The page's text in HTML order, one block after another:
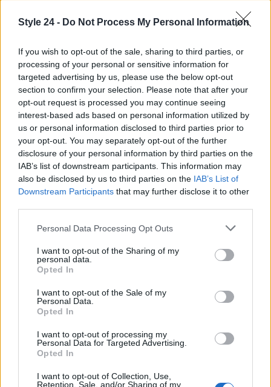
Style 24 - Do Not Process My Personal Information
If you wish to opt-out of the sale, sharing to third parties, or
processing of your personal or sensitive information for
targeted advertising by us, please use the below opt-out
section to confirm your selection. Please note that after your
opt-out request is processed you may continue seeing
interest-based ads based on personal information utilized by
us or personal information disclosed to third parties prior to
your opt-out. You may separately opt-out of the further
disclosure of your personal information by third parties on the
IAB’s list of downstream participants. This information may
also be disclosed by us to third parties on the IAB’s List of
Downstream Participants that may further disclose it to other
Please note that this website/app uses one or more Google
not limited to your visit or usage behaviour. You may click to
grant or deny consent to Google and its third-party tags to
use your data for below specified purposes in below Google
consent section.
Personal Data Processing Opt Outs
I want to opt-out of the Sharing of my
personal data.
Opted In
I want to opt-out of the Sale of my
Personal Data.
Opted In
I want to opt-out of processing my
Personal Data for Targeted Advertising.
Opted In
I want to opt-out of Collection, Use,
Retention, Sale, and/or Sharing of my
AUTORE
Continua a leggere
ALIMENTAZIONE